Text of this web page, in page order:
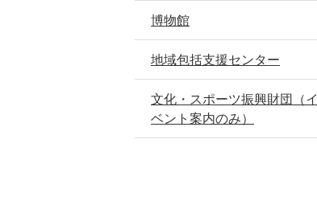
博物館
地域包括支援センター
文化・スポーツ振興財団（イ
ベント案内のみ）